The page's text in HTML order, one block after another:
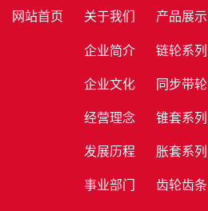
网站首页
关于我们
企业简介
企业文化
经营理念
发展历程
事业部门
产品展示
链轮系列
同步带轮
锥套系列
胀套系列
齿轮齿条